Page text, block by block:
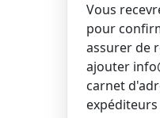
Vous
pour
assurer de
ajouter
carnet